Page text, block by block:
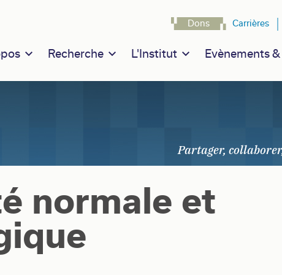
navigation
Recherche L'Institut Evènements
Dons Carrières
normale et